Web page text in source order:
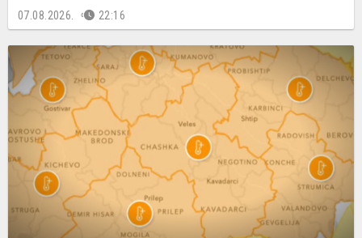
07.08.2026. 22:16